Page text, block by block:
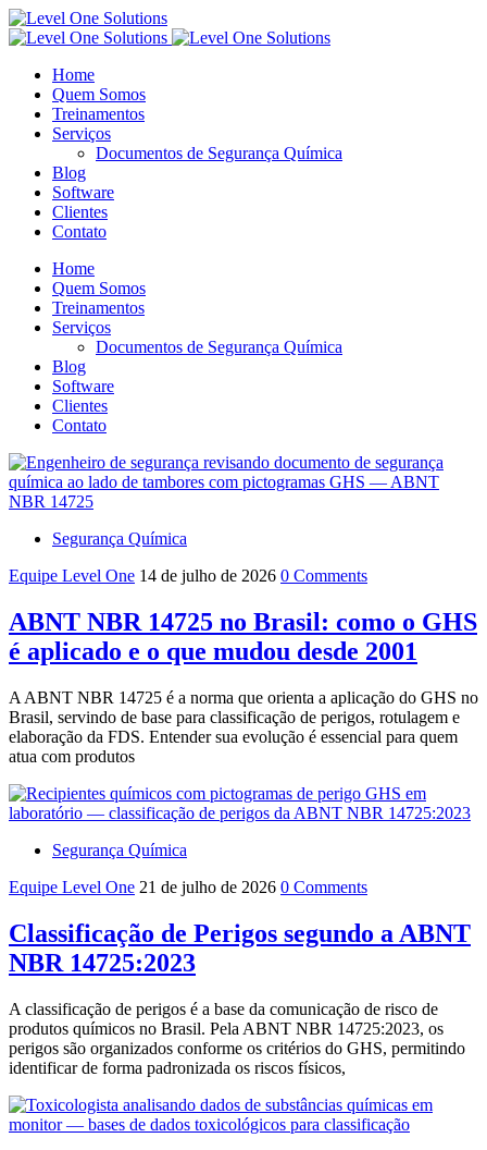
Home
Quem Somos
Treinamentos
Serviços
Documentos de Segurança Química
Blog
Software
Clientes
Contato
Home
Quem Somos
Treinamentos
Serviços
Documentos de Segurança Química
Blog
Software
Clientes
Contato
Segurança Química
Equipe Level One 14 de julho de 2026 0 Comments
ABNT NBR 14725 no Brasil: como o GHS
é aplicado e o que mudou desde 2001
A ABNT NBR 14725 é a norma que orienta a aplicação do GHS no
Brasil, servindo de base para classificação de perigos, rotulagem e
elaboração da FDS. Entender sua evolução é essencial para quem
atua com produtos
Segurança Química
Equipe Level One 21 de julho de 2026 0 Comments
Classificação de Perigos segundo a ABNT
NBR 14725:2023
A classificação de perigos é a base da comunicação de risco de
produtos químicos no Brasil. Pela ABNT NBR 14725:2023, os
perigos são organizados conforme os critérios do GHS, permitindo
identificar de forma padronizada os riscos físicos,